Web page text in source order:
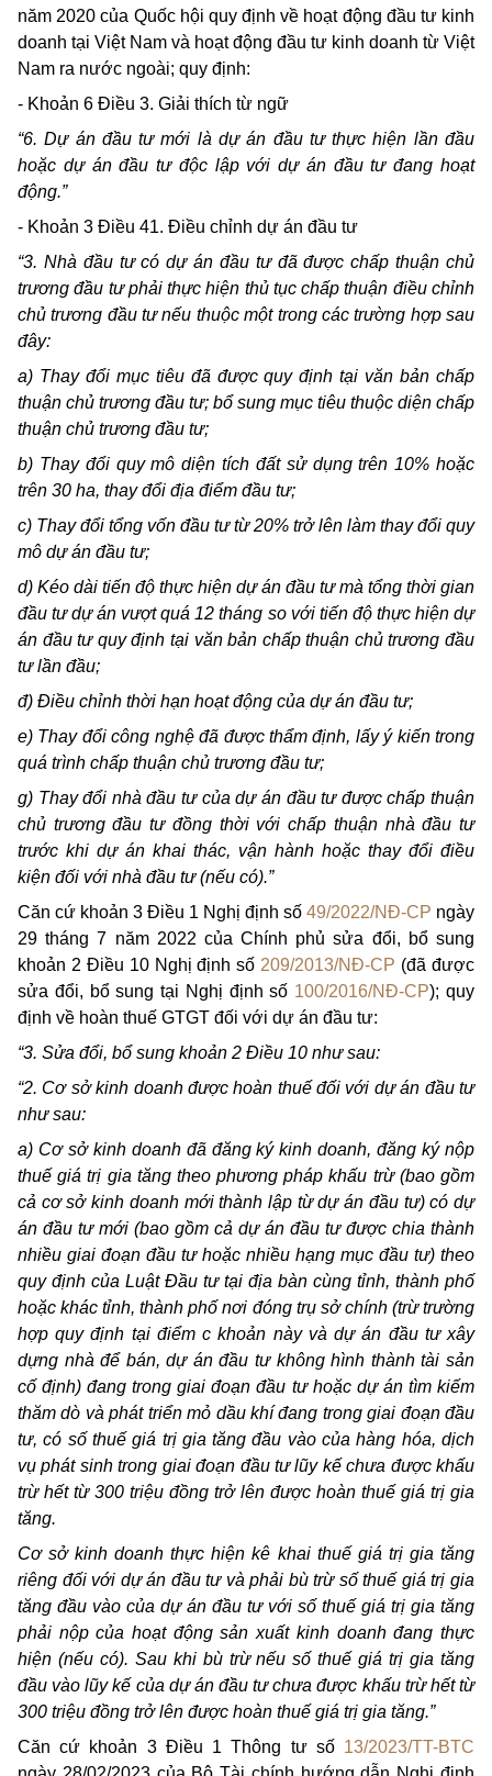
năm 2020 của Quốc hội quy định về hoạt động đầu tư kinh
doanh tại Việt Nam và hoạt động đầu tư kinh doanh từ Việt
Nam ra nước ngoài; quy định:
- Khoản 6 Điều 3. Giải thích từ ngữ
“6. Dự án đầu tư mới là dự án đầu tư thực hiện lần đầu
hoặc dự án đầu tư độc lập với dự án đầu tư đang hoạt
động.”
- Khoản 3 Điều 41. Điều chỉnh dự án đầu tư
“3. Nhà đầu tư có dự án đầu tư đã được chấp thuận chủ
trương đầu tư phải thực hiện thủ tục chấp thuận điều chỉnh
chủ trương đầu tư nếu thuộc một trong các trường hợp sau
đây:
a) Thay đổi mục tiêu đã được quy định tại văn bản chấp
thuận chủ trương đầu tư; bổ sung mục tiêu thuộc diện chấp
thuận chủ trương đầu tư;
b) Thay đổi quy mô diện tích đất sử dụng trên 10% hoặc
trên 30 ha, thay đổi địa điểm đầu tư;
c) Thay đổi tổng vốn đầu tư từ 20% trở lên làm thay đổi quy
mô dự án đầu tư;
d) Kéo dài tiến độ thực hiện dự án đầu tư mà tổng thời gian
đầu tư dự án vượt quá 12 tháng so với tiến độ thực hiện dự
án đầu tư quy định tại văn bản chấp thuận chủ trương đầu
tư lần đầu;
đ) Điều chỉnh thời hạn hoạt động của dự án đầu tư;
e) Thay đổi công nghệ đã được thẩm định, lấy ý kiến trong
quá trình chấp thuận chủ trương đầu tư;
g) Thay đổi nhà đầu tư của dự án đầu tư được chấp thuận
chủ trương đầu tư đồng thời với chấp thuận nhà đầu tư
trước khi dự án khai thác, vận hành hoặc thay đổi điều
kiện đối với nhà đầu tư (nếu có).”
Căn cứ khoản 3 Điều 1 Nghị định số 49/2022/NĐ-CP ngày
29 tháng 7 năm 2022 của Chính phủ sửa đổi, bổ sung
khoản 2 Điều 10 Nghị định số 209/2013/NĐ-CP (đã được
sửa đổi, bổ sung tại Nghị định số 100/2016/NĐ-CP); quy
định về hoàn thuế GTGT đối với dự án đầu tư:
“3. Sửa đổi, bổ sung khoản 2 Điều 10 như sau:
“2. Cơ sở kinh doanh được hoàn thuế đối với dự án đầu tư
như sau:
a) Cơ sở kinh doanh đã đăng ký kinh doanh, đăng ký nộp
thuế giá trị gia tăng theo phương pháp khấu trừ (bao gồm
cả cơ sở kinh doanh mới thành lập từ dự án đầu tư) có dự
án đầu tư mới (bao gồm cả dự án đầu tư được chia thành
nhiều giai đoạn đầu tư hoặc nhiều hạng mục đầu tư) theo
quy định của Luật Đầu tư tại địa bàn cùng tỉnh, thành phố
hoặc khác tỉnh, thành phố nơi đóng trụ sở chính (trừ trường
hợp quy định tại điểm c khoản này và dự án đầu tư xây
dựng nhà để bán, dự án đầu tư không hình thành tài sản
cố định) đang trong giai đoạn đầu tư hoặc dự án tìm kiếm
thăm dò và phát triển mỏ dầu khí đang trong giai đoạn đầu
tư, có số thuế giá trị gia tăng đầu vào của hàng hóa, dịch
vụ phát sinh trong giai đoạn đầu tư lũy kế chưa được khấu
trừ hết từ 300 triệu đồng trở lên được hoàn thuế giá trị gia
tăng.
Cơ sở kinh doanh thực hiện kê khai thuế giá trị gia tăng
riêng đối với dự án đầu tư và phải bù trừ số thuế giá trị gia
tăng đầu vào của dự án đầu tư với số thuế giá trị gia tăng
phải nộp của hoạt động sản xuất kinh doanh đang thực
hiện (nếu có). Sau khi bù trừ nếu số thuế giá trị gia tăng
đầu vào lũy kế của dự án đầu tư chưa được khấu trừ hết từ
300 triệu đồng trở lên được hoàn thuế giá trị gia tăng.”
Căn cứ khoản 3 Điều 1 Thông tư số 13/2023/TT-BTC